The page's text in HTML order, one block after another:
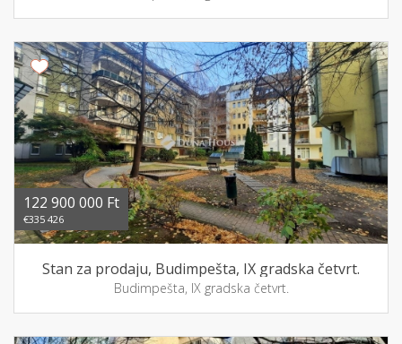
122 900 000 Ft
€335 426
Stan za prodaju, Budimpešta, IX gradska četvrt.
Budimpešta, IX gradska četvrt.